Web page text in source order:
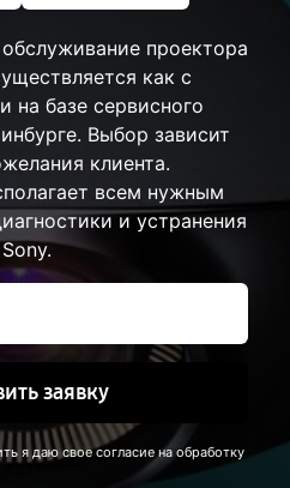
проектора
как с
на базе сервисного
Выбор зависит
клиента.
всем нужным
и устранения
заявку
я даю свое согласие на обработку